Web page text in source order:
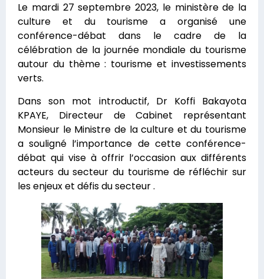
Le mardi 27 septembre 2023, le ministère de la
culture et du tourisme a organisé une
conférence-débat dans le cadre de la
célébration de la journée mondiale du tourisme
autour du thème : tourisme et investissements
verts.
Dans son mot introductif, Dr Koffi Bakayota
KPAYE, Directeur de Cabinet représentant
Monsieur le Ministre de la culture et du tourisme
a souligné l’importance de cette conférence-
débat qui vise à offrir l’occasion aux différents
acteurs du secteur du tourisme de réfléchir sur
les enjeux et défis du secteur .